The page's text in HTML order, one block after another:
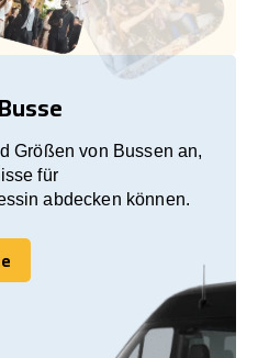
Größen von Bussen an,
für
abdecken können.